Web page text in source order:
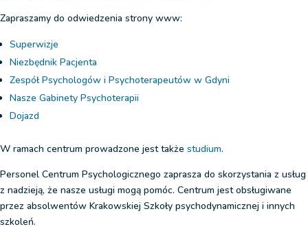
Zapraszamy do odwiedzenia strony www:
Superwizje
Niezbędnik Pacjenta
Zespół Psychologów i Psychoterapeutów w Gdyni
Nasze Gabinety Psychoterapii
Dojazd
W ramach centrum prowadzone jest także studium.
Personel Centrum Psychologicznego zaprasza do skorzystania z usług
z nadzieją, że nasze usługi mogą pomóc. Centrum jest obsługiwane
przez absolwentów Krakowskiej Szkoły psychodynamicznej i innych
szkoleń.